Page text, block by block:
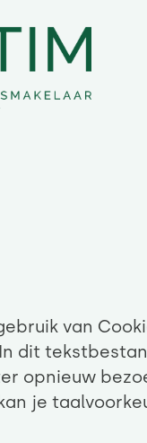
van
dit
opnieuw
je